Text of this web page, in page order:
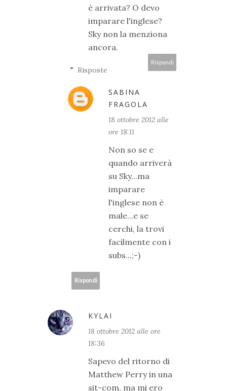
è arrivata? O devo
imparare l'inglese?
Sky non la menziona
ancora.
Rispondi
Risposte
SABINA
FRAGOLA
18 ottobre 2012 alle
ore 18:11
Non so se e
quando arriverà
su Sky...ma
imparare
l'inglese non è
male...e se
cerchi, la trovi
facilmente con i
subs...;-)
Rispondi
KYLAI
18 ottobre 2012 alle ore
18:36
Sapevo del ritorno di
Matthew Perry in una
sit-com, ma mi ero